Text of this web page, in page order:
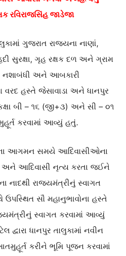
રવિરાજસિંહ જાડેજા
ગુજરાત રાજ્યના નાણાં,
સુરક્ષા, ગૃહ રક્ષક દળ અને ગ્રામ
નશાબંધી અને આબકારી
હસ્તે જેસાવાડા અને ધાનપુર
બી – ૧૬ (જી+૩) અને સી – ૦૧
કરવામાં આવ્યું હતું.
આગમન સમયે આદિવાસીઓના
અને આદિવાસી નૃત્ય કરતા જઈને
નાદથી રાજ્યમંત્રીનું સ્વાગત
સૌ મહાનુભાવોના હસ્તે
સ્વાગત કરવામાં આવ્યું
ધાનપુર તાલુકામાં નવીન
કરીને ભૂમિ પૂજન કરવામાં